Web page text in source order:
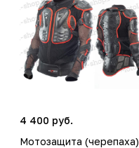
4 400 руб.
Мотозащита (черепаха)